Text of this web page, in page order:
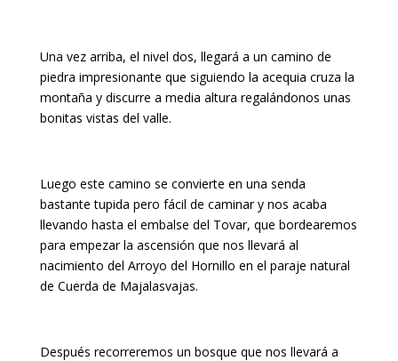
Una vez arriba, el nivel dos, llegará a un camino de
piedra impresionante que siguiendo la acequia cruza la
montaña y discurre a media altura regalándonos unas
bonitas vistas del valle.
Luego este camino se convierte en una senda
bastante tupida pero fácil de caminar y nos acaba
llevando hasta el embalse del Tovar, que bordearemos
para empezar la ascensión que nos llevará al
nacimiento del Arroyo del Hornillo en el paraje natural
de Cuerda de Majalasvajas.
Después recorreremos un bosque que nos llevará a